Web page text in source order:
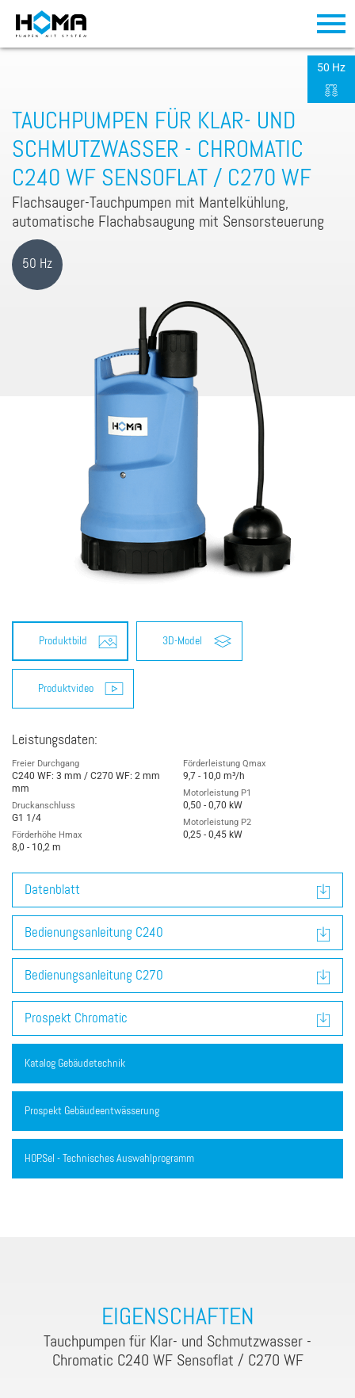
TAUCHPUMPEN FÜR KLAR- UND
SCHMUTZWASSER - CHROMATIC
C240 WF SENSOFLAT / C270 WF
Flachsauger-Tauchpumpen mit Mantelkühlung,
automatische Flachabsaugung mit Sensorsteuerung
50 Hz
Produktbild 3D-Model
Produktvideo
Leistungsdaten:
Freier Durchgang
C240 WF: 3 mm / C270 WF: 2 mm
mm
Druckanschluss
G1 1/4
Förderhöhe Hmax
8,0 - 10,2 m
Förderleistung Qmax
9,7 - 10,0 m³/h
Motorleistung P1
0,50 - 0,70 kW
Motorleistung P2
0,25 - 0,45 kW
Datenblatt
Bedienungsanleitung C240
Bedienungsanleitung C270
Prospekt Chromatic
Katalog Gebäudetechnik
Prospekt Gebäudeentwässerung
HOP.Sel - Technisches Auswahlprogramm
EIGENSCHAFTEN
Tauchpumpen für Klar- und Schmutzwasser -
Chromatic C240 WF Sensoflat / C270 WF
50 Hz